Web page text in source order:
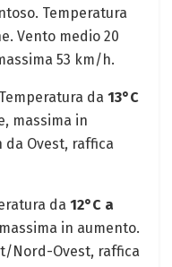
Temperatura
Vento medio 20
53 km/h.
da 13°C
massima in
Ovest, raffica
da 12°C a
in aumento.
Nord-Ovest, raffica